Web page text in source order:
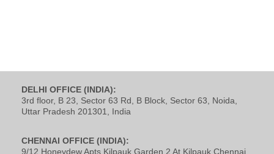
DELHI OFFICE (INDIA):
3rd floor, B 23, Sector 63 Rd, B Block, Sector 63, Noida,
Uttar Pradesh 201301, India
CHENNAI OFFICE (INDIA):
9/12 Honeydew Apts Kilpauk Garden 2 At Kilpauk Chennai